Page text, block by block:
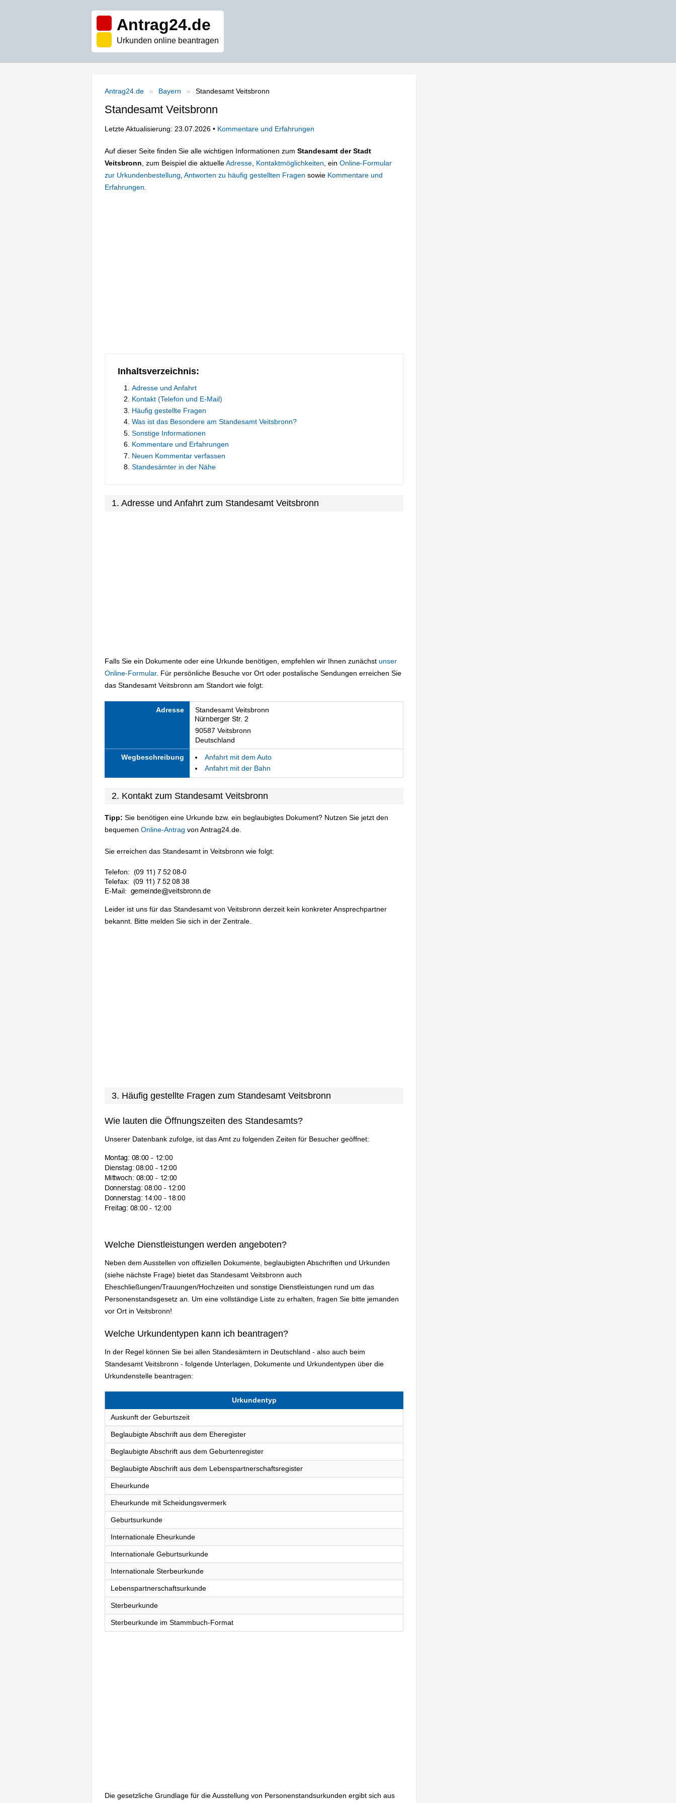
Antrag24.de
Urkunden online beantragen
Antrag24.de Bayern Standesamt Veitsbronn
Standesamt Veitsbronn
Letzte Aktualisierung: 23.07.2026 • Kommentare und Erfahrungen
Auf dieser Seite finden Sie alle wichtigen Informationen zum Standesamt der Stadt
Veitsbronn , zum Beispiel die aktuelleAdresse Kontaktmöglichkeiten , ein Online-Formular
zur Urkundenbestellung Antworten zu häufig gestellten Fragen sowie Kommentare und
Erfahrungen
Inhaltsverzeichnis:
Adresse und Anfahrt
Kontakt (Telefon und E-Mail)
Häufig gestellte Fragen
Was ist das Besondere am Standesamt Veitsbronn?
Sonstige Informationen
Kommentare und Erfahrungen
Neuen Kommentar verfassen
Standesämter in der Nähe
1. Adresse und Anfahrt zum Standesamt Veitsbronn
Falls Sie ein Dokumente oder eine Urkunde benötigen, empfehlen wir Ihnen zunächst unser
Online-Formular. Für persönliche Besuche vor Ort oder postalische Sendungen erreichen Sie
das Standesamt Veitsbronn am Standort wie folgt:
Adresse Standesamt Veitsbronn
90587 Veitsbronn
Deutschland
Wegbeschreibung
Anfahrt mit dem Auto
Anfahrt mit der Bahn
2. Kontakt zum Standesamt Veitsbronn
Tipp: Sie benötigen eine Urkunde bzw. ein beglaubigtes Dokument? Nutzen Sie jetzt den
bequemen Online-Antrag von Antrag24.de.
Sie erreichen das Standesamt in Veitsbronn wie folgt:
Telefon:
Telefax:
E-Mail:
Leider ist uns für das Standesamt von Veitsbronn derzeit kein konkreter Ansprechpartner
bekannt. Bitte melden Sie sich in der Zentrale.
3. Häufig gestellte Fragen zum Standesamt Veitsbronn
Wie lauten die Öffnungszeiten des Standesamts?
Unserer Datenbank zufolge, ist das Amt zu folgenden Zeiten für Besucher geöffnet:
Welche Dienstleistungen werden angeboten?
Neben dem Ausstellen von offiziellen Dokumente, beglaubigten Abschriften und Urkunden
(siehe nächste Frage) bietet das Standesamt Veitsbronn auch
Eheschließungen/Trauungen/Hochzeiten und sonstige Dienstleistungen rund um das
Personenstandsgesetz an. Um eine vollständige Liste zu erhalten, fragen Sie bitte jemanden
vor Ort in Veitsbronn!
Welche Urkundentypen kann ich beantragen?
In der Regel können Sie bei allen Standesämtern in Deutschland - also auch beim
Standesamt Veitsbronn - folgende Unterlagen, Dokumente und Urkundentypen über die
Urkundenstelle beantragen:
Urkundentyp
Auskunft der Geburtszeit
Beglaubigte Abschrift aus dem Eheregister
Beglaubigte Abschrift aus dem Geburtenregister
Beglaubigte Abschrift aus dem Lebenspartnerschaftsregister
Eheurkunde
Eheurkunde mit Scheidungsvermerk
Geburtsurkunde
Internationale Eheurkunde
Internationale Geburtsurkunde
Internationale Sterbeurkunde
Lebenspartnerschaftsurkunde
Sterbeurkunde
Sterbeurkunde im Stammbuch-Format
Die gesetzliche Grundlage für die Ausstellung von Personenstandsurkunden ergibt sich aus